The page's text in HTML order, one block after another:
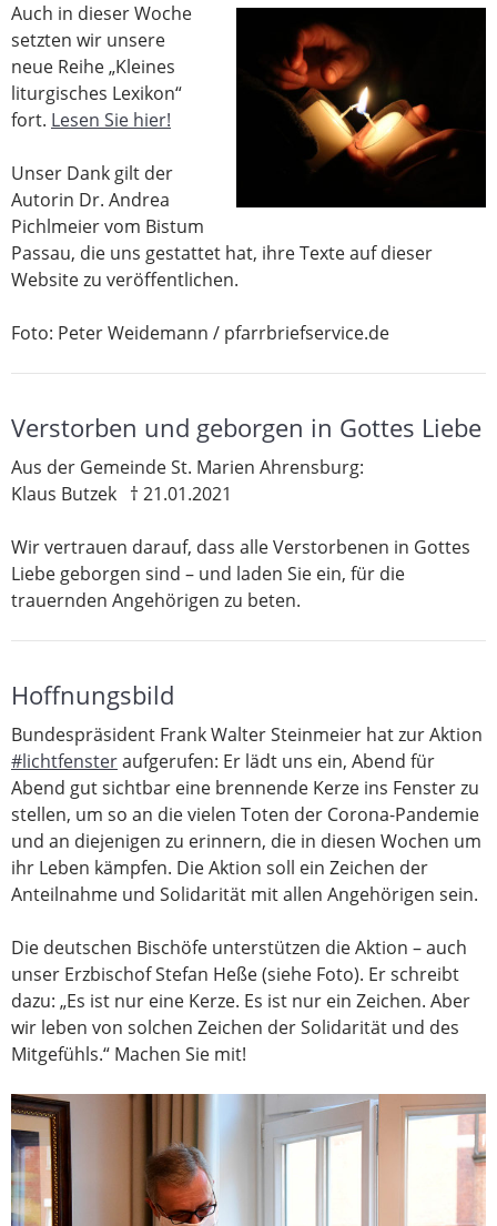
Auch in dieser Woche
setzten wir unsere
neue Reihe „Kleines
liturgisches Lexikon“
fort. Lesen Sie hier!
Unser Dank gilt der
Autorin Dr. Andrea
Pichlmeier vom Bistum
Passau, die uns gestattet hat, ihre Texte auf dieser
Website zu veröffentlichen.
Foto: Peter Weidemann / pfarrbriefservice.de
Verstorben und geborgen in Gottes Liebe
Aus der Gemeinde St. Marien Ahrensburg:
Klaus Butzek † 21.01.2021
Wir vertrauen darauf, dass alle Verstorbenen in Gottes
Liebe geborgen sind – und laden Sie ein, für die
trauernden Angehörigen zu beten.
Hoffnungsbild
Bundespräsident Frank Walter Steinmeier hat zur Aktion
#lichtfensteraufgerufen: Er lädt uns ein, Abend für
Abend gut sichtbar eine brennende Kerze ins Fenster zu
stellen, um so an die vielen Toten der Corona-Pandemie
und an diejenigen zu erinnern, die in diesen Wochen um
ihr Leben kämpfen. Die Aktion soll ein Zeichen der
Anteilnahme und Solidarität mit allen Angehörigen sein.
Die deutschen Bischöfe unterstützen die Aktion – auch
unser Erzbischof Stefan Heße (siehe Foto). Er schreibt
dazu: „Es ist nur eine Kerze. Es ist nur ein Zeichen. Aber
wir leben von solchen Zeichen der Solidarität und des
Mitgefühls.“ Machen Sie mit!